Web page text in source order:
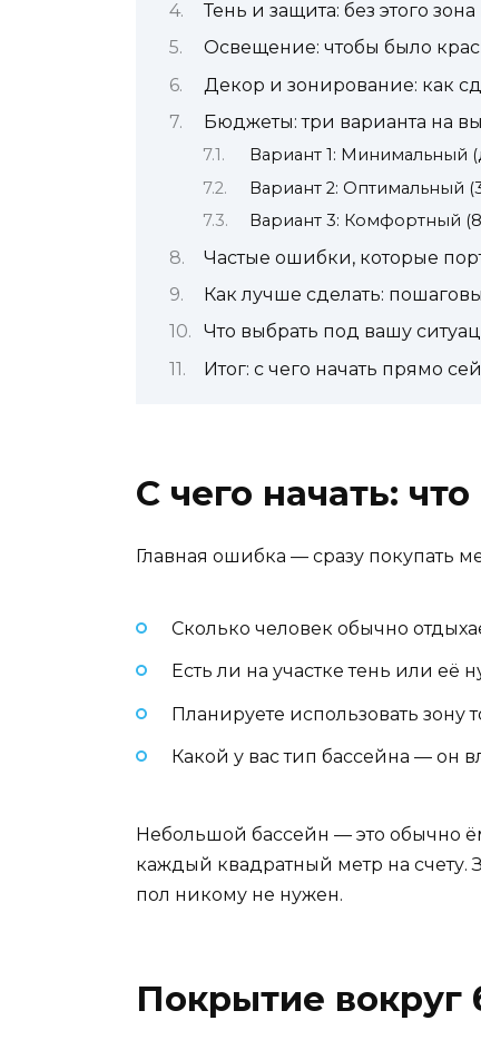
Тень и защита: без этого зона
Освещение: чтобы было
Декор и зонирование: как
Бюджеты: три варианта на
Вариант 1: Минимальный
Вариант 2: Оптимальный
Вариант 3: Комфортный
Частые ошибки, которые
Как лучше сделать:
Что выбрать под вашу
Итог: с чего начать прямо
С чего начать:
Главная ошибка — сразу покупать
Сколько человек обычно
Есть ли на участке тень или её
Планируете использовать
Какой у вас тип бассейна — он
Небольшой бассейн — это обычно
каждый квадратный метр на
пол никому не нужен.
Покрытие вокруг